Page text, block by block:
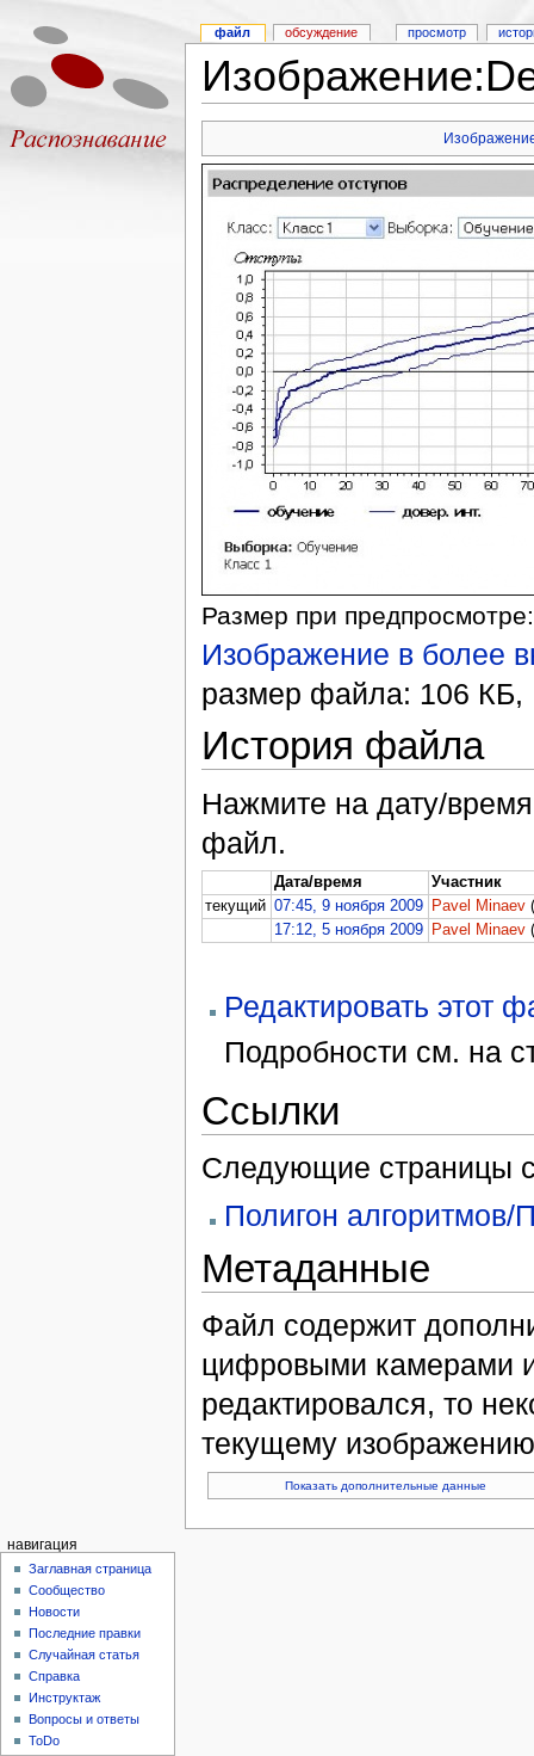
Размер при
Изображение в более
размер файла: 106 КБ,
История файла
Нажмите на дату/
файл.
Дата/время
Участник
текущий 07:45, 9 ноября 2009 Pavel Minaev
17:12, 5 ноября 2009
Pavel Minaev
Редактировать этот
Подробности см. на
Ссылки
Следующие страницы
Полигон алгоритмов/
Метаданные
Файл содержит
цифровыми камерами
редактировался, то
текущему
Показать дополнительные данные
файл обсуждение просмотр
навигация
Заглавная страница
Сообщество
Новости
Последние правки
Случайная статья
Справка
Инструктаж
Вопросы и ответы
ToDo